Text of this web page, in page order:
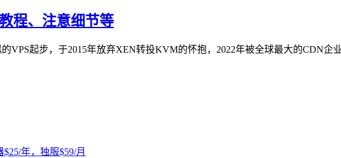
程、注意细节等
VPS起步，于2015年放弃XEN转投KVM的怀抱，2022年被全球最大的CDN企
年，独服$59/月